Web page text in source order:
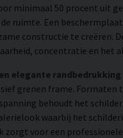
minimaal 50 procent uit
ruimte. Een
constructie te creëren.
concentratie en het
elegante randbedrukking
grenen frame.
behoudt het
waarbij het
zorgt voor een